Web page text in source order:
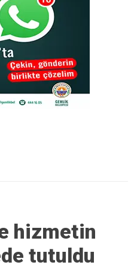
hizmetin
tutuldu